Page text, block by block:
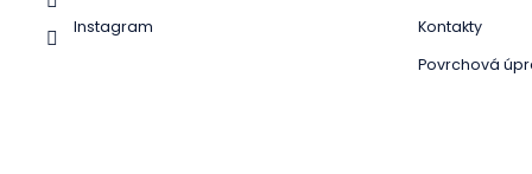
Instagram
Kontakty
Povrchová